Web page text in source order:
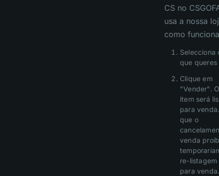
CS no
usa a nossa
como
Selecciona
que queres
Clique em
"Vender".
item será
para
que o
venda
re-
para